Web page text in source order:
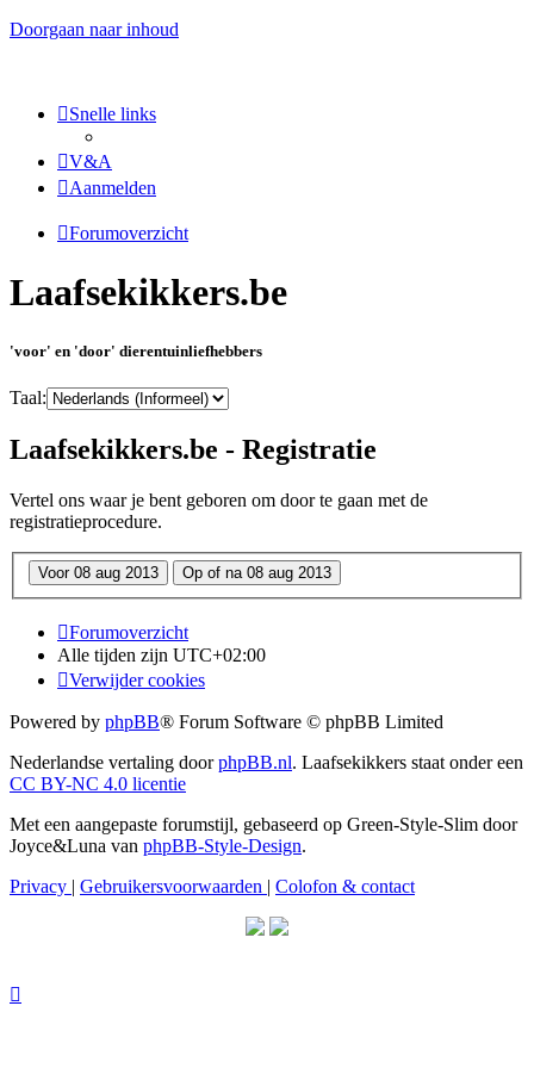
Doorgaan naar inhoud
Snelle links
V&A
Aanmelden
Forumoverzicht
Laafsekikkers.be
'voor' en 'door' dierentuinliefhebbers
Taal:
Laafsekikkers.be - Registratie
Vertel ons waar je bent geboren om door te gaan met de
registratieprocedure.
Forumoverzicht
Alle tijden zijn UTC+02:00
Verwijder cookies
Powered by phpBB® Forum Software © phpBB Limited
Nederlandse vertaling doorphpBB.nl. Laafsekikkers staat onder een
CC BY-NC 4.0 licentie
Met een aangepaste forumstijl, gebaseerd op Green-Style-Slim door
Joyce&Luna van phpBB-Style-Design.
Privacy | Gebruikersvoorwaarden | Colofon & contact